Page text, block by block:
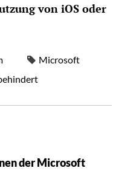
von iOS oder
Microsoft
der Microsoft